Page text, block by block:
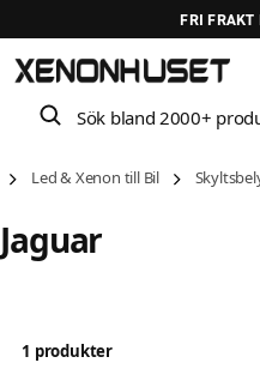
FRI
Sök bland 2000+
Led & Xenon till Bil
Jaguar
1 produkter